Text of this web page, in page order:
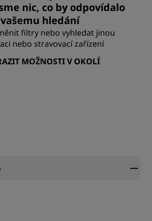
nic, co by odpovídalo
vašemu hledání
filtry nebo vyhledat jinou
nebo stravovací zařízení
MOŽNOSTI V OKOLÍ